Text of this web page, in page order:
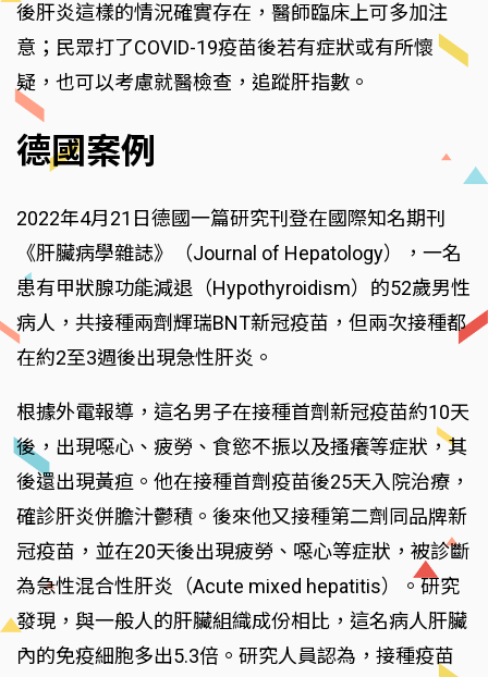
後肝炎這樣的情況確實存在，醫師臨床上可多加注
意；民眾打了COVID-19疫苗後若有症狀或有所懷
疑，也可以考慮就醫檢查，追蹤肝指數。
德國案例
2022年4月21日德國一篇研究刊登在國際知名期刊
《肝臟病學雜誌》（Journal of Hepatology），一名
患有甲狀腺功能減退（Hypothyroidism）的52歲男性
病人，共接種兩劑輝瑞BNT新冠疫苗，但兩次接種都
在約2至3週後出現急性肝炎。
根據外電報導，這名男子在接種首劑新冠疫苗約10天
後，出現噁心、疲勞、食慾不振以及搔癢等症狀，其
後還出現黃疸。他在接種首劑疫苗後25天入院治療，
確診肝炎併膽汁鬱積。後來他又接種第二劑同品牌新
冠疫苗，並在20天後出現疲勞、噁心等症狀，被診斷
為急性混合性肝炎（Acute mixed hepatitis）。研究
發現，與一般人的肝臟組織成份相比，這名病人肝臟
內的免疫細胞多出5.3倍。研究人員認為，接種疫苗